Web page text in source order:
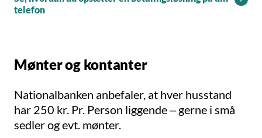
telefon
Mønter og kontanter
Nationalbanken anbefaler, at hver husstand
har 250 kr. Pr. Person liggende – gerne i små
sedler og evt. mønter.